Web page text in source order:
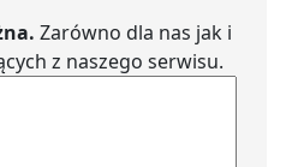
Zarówno dla nas jak i
z naszego serwisu.